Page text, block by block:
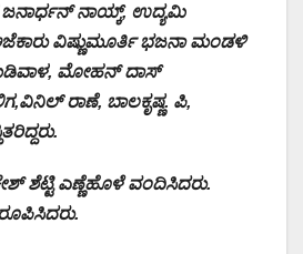
ಜನಾರ್ಧನ್ ನಾಯ್ಕ್, ಉದ್ಯಮಿ
ವಿಷ್ಣುಮೂರ್ತಿ ಭಜನಾ ಮಂಡಳಿ
ಮೋಹನ್ ದಾಸ್
ರಾಣೆ, ಬಾಲಕೃಷ್ಣ. ಪಿ,
ಶೆಟ್ಟಿ ಎಣ್ಣೆಹೊಳೆ ವಂದಿಸಿದರು.